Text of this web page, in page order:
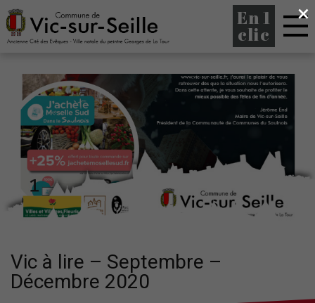
En 1
clic
Vic à lire – Septembre –
Décembre 2020
×